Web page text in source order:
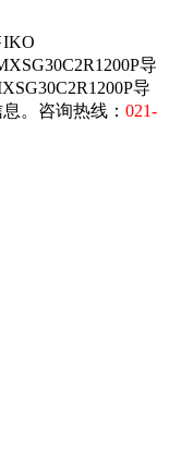
IKO
导
导
。咨询热线： 021-